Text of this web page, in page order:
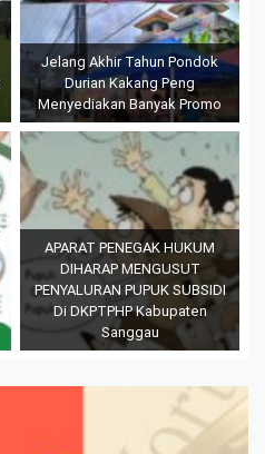
Jelang Akhir Tahun Pondok
Durian Kakang Peng
Menyediakan Banyak Promo
APARAT PENEGAK HUKUM
DIHARAP MENGUSUT
PENYALURAN PUPUK SUBSIDI
Di DKPTPHP Kabupaten
Sanggau